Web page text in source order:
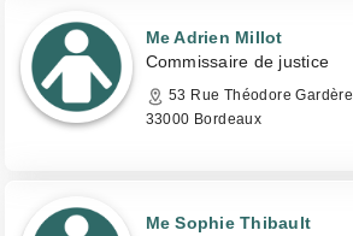
Me Adrien Millot
Commissaire de justice
53 Rue Théodore Gardère
33000 Bordeaux
Me Sophie Thibault